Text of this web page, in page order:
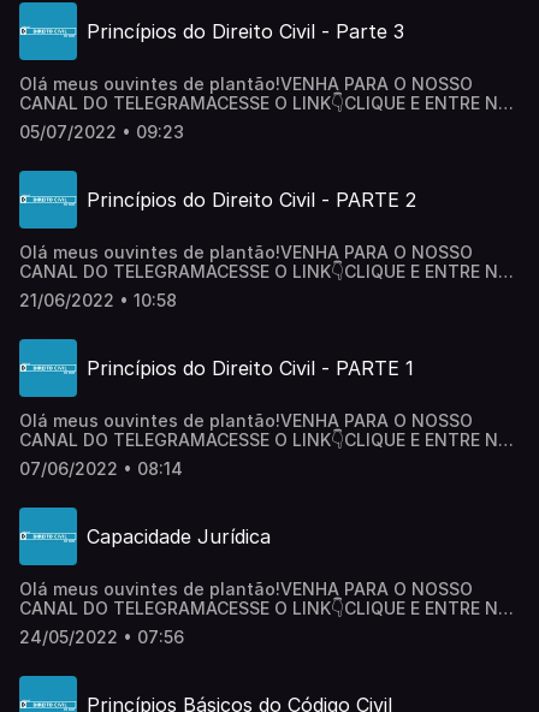
SEGUIR e COMPARTILHAR este maravilhoso Podcast com
seus amigos. Fale comigo pelo
Princípios do Direito Civil - Parte 3
Olá meus ouvintes de plantão!VENHA PARA O NOSSO
CANAL DO TELEGRAMACESSE O LINK👇CLIQUE E ENTRE NO
CANALADQUIRA O CURSO DIREITO PENAL DO ZERO E
AUMENTE SUA CHANCE DE APROVAÇÃO!ACESSE O LINK👇
SEGUIR e COMPARTILHAR este maravilhoso Podcast com
seus amigos. Fale comigo pelo
05/07/2022 • 09:23
Princípios do Direito Civil - PARTE 2
Olá meus ouvintes de plantão! VENHA PARA O NOSSO
CANAL DO TELEGRAMACESSE O LINK👇CLIQUE E ENTRE NO
CANALADQUIRA O CURSO DIREITO PENAL DO ZERO E
AUMENTE SUA CHANCE DE APROVAÇÃO!ACESSE O LINK👇
SEGUIR e COMPARTILHAR este maravilhoso Podcast com
seus amigos. Fale comigo pelo
21/06/2022 • 10:58
Princípios do Direito Civil - PARTE 1
Olá meus ouvintes de plantão! VENHA PARA O NOSSO
CANAL DO TELEGRAMACESSE O LINK👇CLIQUE E ENTRE NO
CANALADQUIRA O CURSO DIREITO PENAL DO ZERO E
AUMENTE SUA CHANCE DE APROVAÇÃO!ACESSE O LINK👇
SEGUIR e COMPARTILHAR este maravilhoso Podcast com
seus amigos. Fale comigo pelo
07/06/2022 • 08:14
Capacidade Jurídica
Olá meus ouvintes de plantão! VENHA PARA O NOSSO
CANAL DO TELEGRAMACESSE O LINK👇CLIQUE E ENTRE NO
CANALADQUIRA O CURSO DIREITO PENAL DO ZERO E
AUMENTE SUA CHANCE DE APROVAÇÃO!ACESSE O LINK👇
SEGUIR e COMPARTILHAR este maravilhoso Podcast com
seus amigos. Fale comigo pelo
24/05/2022 • 07:56
Princípios Básicos do Código Civil